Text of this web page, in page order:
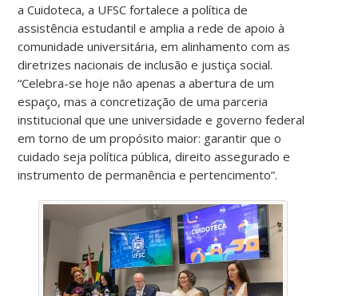
a Cuidoteca, a UFSC fortalece a política de
assistência estudantil e amplia a rede de apoio à
comunidade universitária, em alinhamento com as
diretrizes nacionais de inclusão e justiça social.
“Celebra-se hoje não apenas a abertura de um
espaço, mas a concretização de uma parceria
institucional que une universidade e governo federal
em torno de um propósito maior: garantir que o
cuidado seja política pública, direito assegurado e
instrumento de permanência e pertencimento”.